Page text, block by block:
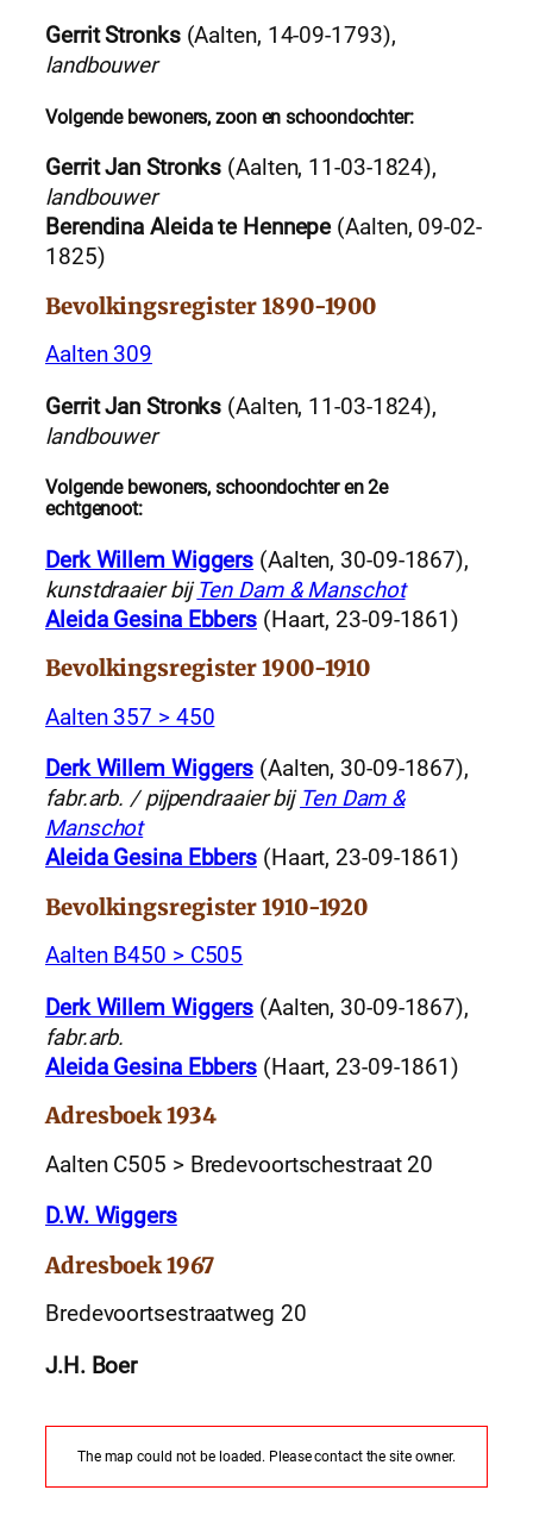
Gerrit Stronks(Aalten, 14-09-1793),
landbouwer
Volgende bewoners, zoon en schoondochter:
Gerrit Jan Stronks (Aalten, 11-03-1824),
landbouwer
Berendina Aleida te Hennepe(Aalten, 09-02-
1825)
Bevolkingsregister 1890-1900
Aalten 309
Gerrit Jan Stronks (Aalten, 11-03-1824),
landbouwer
Volgende bewoners, schoondochter en 2e
echtgenoot:
Derk Willem Wiggers (Aalten, 30-09-1867),
kunstdraaier bijTen Dam & Manschot
Aleida Gesina Ebbers (Haart, 23-09-1861)
Bevolkingsregister 1900-1910
Aalten 357 > 450
Derk Willem Wiggers (Aalten, 30-09-1867),
fabr.arb. / pijpendraaier bij Ten Dam &
Manschot
Aleida Gesina Ebbers (Haart, 23-09-1861)
Bevolkingsregister 1910-1920
Aalten B450 > C505
Derk Willem Wiggers (Aalten, 30-09-1867),
fabr.arb.
Aleida Gesina Ebbers (Haart, 23-09-1861)
Adresboek 1934
Aalten C505 > Bredevoortschestraat 20
D.W. Wiggers
Adresboek 1967
Bredevoortsestraatweg 20
J.H. Boer
The map could not be loaded. Please contact the site owner.